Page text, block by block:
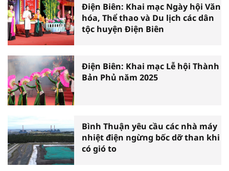
Điện Biên: Khai mạc Ngày hội Văn
hóa, Thể thao và Du lịch các dân
tộc huyện Điện Biên
Điện Biên: Khai mạc Lễ hội Thành
Bản Phủ năm 2025
Bình Thuận yêu cầu các nhà máy
nhiệt điện ngừng bốc dỡ than khi
có gió to